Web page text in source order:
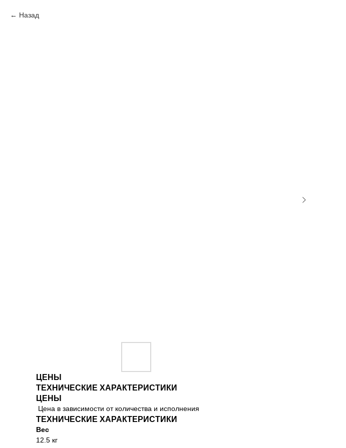
Назад
ЦЕНЫ
ТЕХНИЧЕСКИЕ ХАРАКТЕРИСТИКИ
ЦЕНЫ
Цена в зависимости от количества и исполнения
ТЕХНИЧЕСКИЕ ХАРАКТЕРИСТИКИ
Вес
12.5 кг